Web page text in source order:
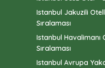
Istanbul Jakuzili
Sıralaması
Istanbul Havalimanı
Sıralaması
Istanbul Avrupa